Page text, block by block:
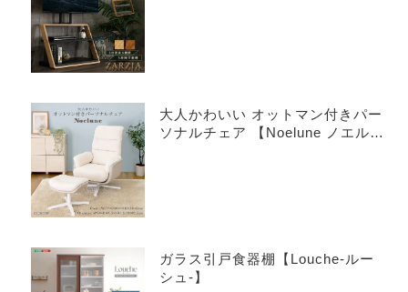
大人かわいい オットマン付きパー
ソナルチェア 【Noelune ノエル
ガラス引戸食器棚【Louche-ルー
シュ-】